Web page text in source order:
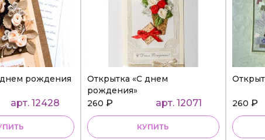
рождения
арт. 12428
Открытка «С днем
рождения»
260 ₽ арт. 12071
КУПИТЬ
260 ₽